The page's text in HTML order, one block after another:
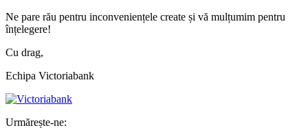
Ne pare rău pentru inconveniențele create și vă mulțumim pentru
înțelegere!
Cu drag,
Echipa Victoriabank
Urmărește-ne: